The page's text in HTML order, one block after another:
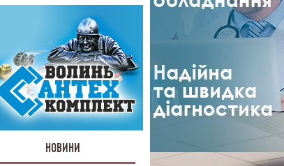
НОВИНИ